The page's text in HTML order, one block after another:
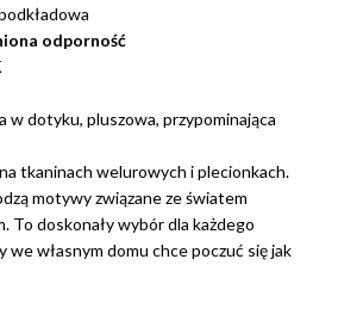
odporność
w dotyku, pluszowa, przypominająca
tkaninach welurowych i plecionkach.
motywy związane ze światem
To doskonały wybór dla każdego
we własnym domu chce poczuć się jak